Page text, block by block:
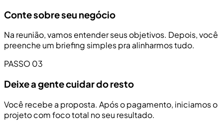
Conte sobre seu negócio
Na reunião, vamos entender seus objetivos. Depois, você
preenche um briefing simples pra alinharmos tudo.
PASSO 03
Deixe a gente cuidar do resto
Você recebe a proposta. Após o pagamento, iniciamos o
projeto com foco total no seu resultado.